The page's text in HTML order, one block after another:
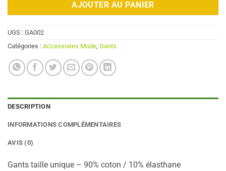
AJOUTER AU PANIER
UGS : GA002
Catégories : Accessoires Mode, Gants
DESCRIPTION
INFORMATIONS COMPLÉMENTAIRES
AVIS (0)
Gants taille unique – 90% coton / 10% élasthane